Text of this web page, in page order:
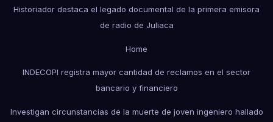
Historiador destaca el legado documental de la primera emisora
de radio de Juliaca
Home
INDECOPI registra mayor cantidad de reclamos en el sector
bancario y financiero
Investigan circunstancias de la muerte de joven ingeniero hallado